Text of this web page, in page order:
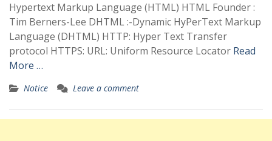
Hypertext Markup Language (HTML) HTML Founder :
Tim Berners-Lee DHTML :-Dynamic HyPerText Markup
Language (DHTML) HTTP: Hyper Text Transfer
protocol HTTPS: URL: Uniform Resource Locator Read
More …
Notice Leave a comment